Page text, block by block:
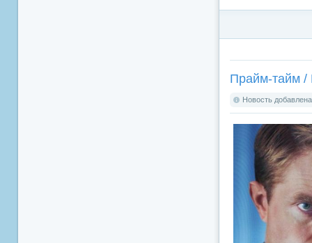
Прайм-тайм /
Новость